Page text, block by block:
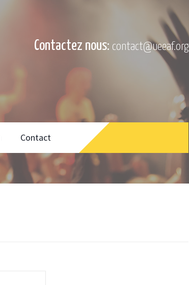
Contactez nous: contact@ueeaf.org
Contact